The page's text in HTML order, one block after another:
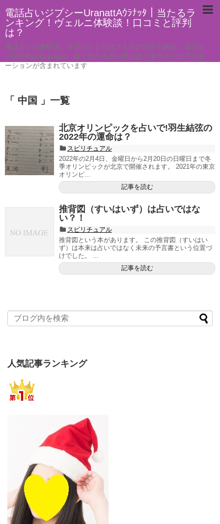
電話占いジプシーUranattAｳﾗﾅｯﾀ｜当たるラ
ンキング！ヴェルニ体験談！口コミと評判
は？
電話占いの体験談。本当のところは？人生の悩みを解決。電話占
い以外の占術も紹介。良く当たる占い師は誰？本サイトはプロモ
ーションが含まれています
「 中国 」一覧
北京オリンピックを占いで!羽生結弦の
2022年の運命は？
スピリチュアル
2022年の2月4日、金曜日から2月20日の日曜日まで冬
季オリンピックが北京で開催されます。 2021年の東京
オリンピ...
記事を読む
推背図（すいはいず）は占いではな
い？！
スピリチュアル
推背図という本があります。 この推背図（すいはい
ず）は本来は占いではなく未来の予言書という位置づ
けでした。 ...
記事を読む
人気記事ランキング